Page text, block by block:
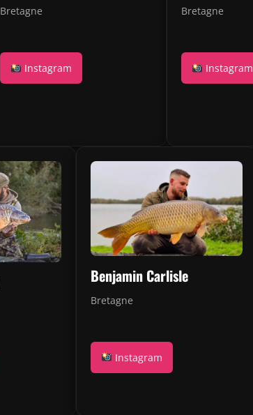
Bretagne
Instagram
Bretagne
Instagram
Benjamin Carlisle
Bretagne
Instagram